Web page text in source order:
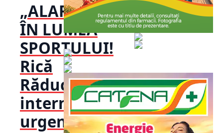
„ALARMĂ
ÎN LUMEA
SPORTULUI!
Rică
Răducanu,
internat de
urgență!!!